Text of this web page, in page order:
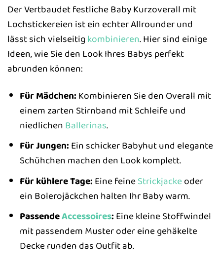
Der Vertbaudet festliche Baby Kurzoverall mit
Lochstickereien ist ein echter Allrounder und
lässt sich vielseitig kombinieren. Hier sind einige
Ideen, wie Sie den Look Ihres Babys perfekt
abrunden können:
Für Mädchen: Kombinieren Sie den Overall mit
einem zarten Stirnband mit Schleife und
niedlichen Ballerinas.
Für Jungen: Ein schicker Babyhut und elegante
Schühchen machen den Look komplett.
Für kühlere Tage: Eine feineStrickjacke oder
ein Bolerojäckchen halten Ihr Baby warm.
PassendeAccessoires: Eine kleine Stoffwindel
mit passendem Muster oder eine gehäkelte
Decke runden das Outfit ab.